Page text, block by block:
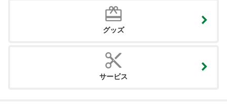
グッズ
サービス